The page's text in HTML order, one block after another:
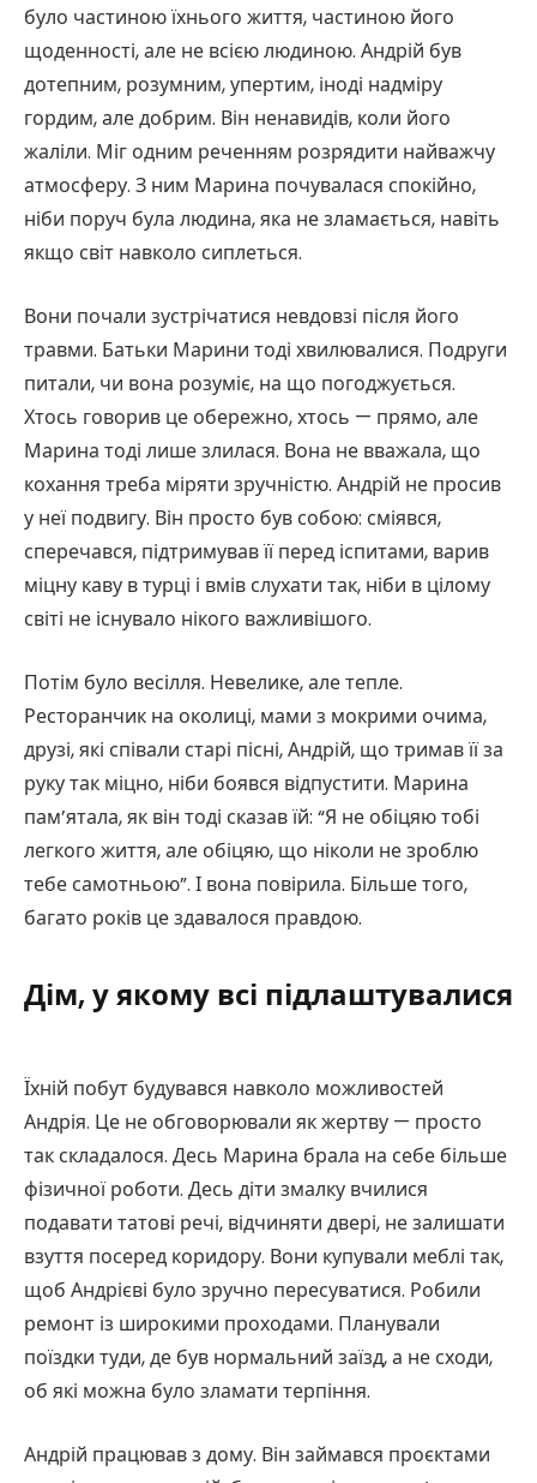
було частиною їхнього життя, частиною його
щоденності, але не всією людиною. Андрій був
дотепним, розумним, упертим, іноді надміру
гордим, але добрим. Він ненавидів, коли його
жаліли. Міг одним реченням розрядити найважчу
атмосферу. З ним Марина почувалася спокійно,
ніби поруч була людина, яка не зламається, навіть
якщо світ навколо сиплеться.
Вони почали зустрічатися невдовзі після його
травми. Батьки Марини тоді хвилювалися. Подруги
питали, чи вона розуміє, на що погоджується.
Хтось говорив це обережно, хтось — прямо, але
Марина тоді лише злилася. Вона не вважала, що
кохання треба міряти зручністю. Андрій не просив
у неї подвигу. Він просто був собою: сміявся,
сперечався, підтримував її перед іспитами, варив
міцну каву в турці і вмів слухати так, ніби в цілому
світі не існувало нікого важливішого.
Потім було весілля. Невелике, але тепле.
Ресторанчик на околиці, мами з мокрими очима,
друзі, які співали старі пісні, Андрій, що тримав її за
руку так міцно, ніби боявся відпустити. Марина
пам’ятала, як він тоді сказав їй: “Я не обіцяю тобі
легкого життя, але обіцяю, що ніколи не зроблю
тебе самотньою”. І вона повірила. Більше того,
багато років це здавалося правдою.
Дім, у якому всі підлаштувалися
Їхній побут будувався навколо можливостей
Андрія. Це не обговорювали як жертву — просто
так складалося. Десь Марина брала на себе більше
фізичної роботи. Десь діти змалку вчилися
подавати татові речі, відчиняти двері, не залишати
взуття посеред коридору. Вони купували меблі так,
щоб Андрієві було зручно пересуватися. Робили
ремонт із широкими проходами. Планували
поїздки туди, де був нормальний заїзд, а не сходи,
об які можна було зламати терпіння.
Андрій працював з дому. Він займався проєктами